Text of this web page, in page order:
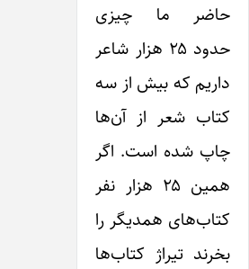
حاضر ما چیزی
حدود ۲۵ هزار شاعر
داریم که بیش از سه
کتاب شعر از آن‌ها
چاپ شده است. اگر
همین ۲۵ هزار نفر
کتاب‌های همدیگر را
بخرند تیراژ کتاب‌ها